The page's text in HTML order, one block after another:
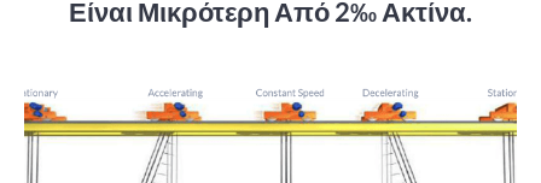
Είναι Μικρότερη Από 2‰ Ακτίνα.